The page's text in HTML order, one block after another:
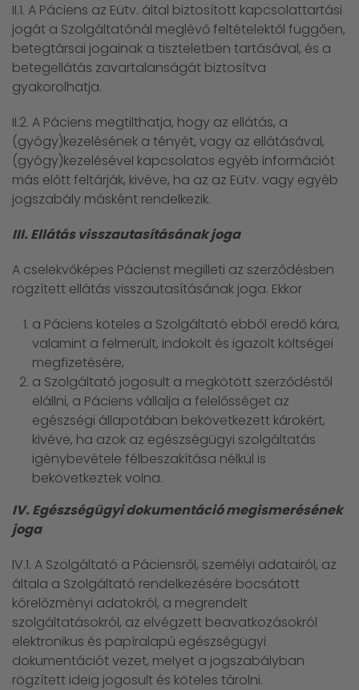
II.1. A Páciens az Eütv. által biztosított kapcsolattartási
jogát a Szolgáltatónál meglévő feltételektől függően,
betegtársai jogainak a tiszteletben tartásával, és a
betegellátás zavartalanságát biztosítva
gyakorolhatja.
II.2. A Páciens megtilthatja, hogy az ellátás, a
(gyógy)kezelésének a tényét, vagy az ellátásával,
(gyógy)kezelésével kapcsolatos egyéb információt
más előtt feltárják, kivéve, ha az az Eütv. vagy egyéb
jogszabály másként rendelkezik.
III. Ellátás visszautasításának joga
A cselekvőképes Pácienst megilleti az szerződésben
rögzített ellátás visszautasításának joga. Ekkor
a Páciens köteles a Szolgáltató ebből eredő kára,
valamint a felmerült, indokolt és igazolt költségei
megfizetésére,
a Szolgáltató jogosult a megkötött szerződéstől
elállni, a Páciens vállalja a felelősséget az
egészségi állapotában bekövetkezett károkért,
kivéve, ha azok az egészségügyi szolgáltatás
igénybevétele félbeszakítása nélkül is
bekövetkeztek volna.
IV. Egészségügyi dokumentáció megismerésének
joga
IV.1. A Szolgáltató a Páciensről, személyi adatairól, az
általa a Szolgáltató rendelkezésére bocsátott
kórelőzményi adatokról, a megrendelt
szolgáltatásokról, az elvégzett beavatkozásokról
elektronikus és papíralapú egészségügyi
dokumentációt vezet, melyet a jogszabályban
rögzített ideig jogosult és köteles tárolni.